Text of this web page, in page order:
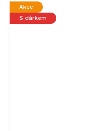
Akce
S dárkem